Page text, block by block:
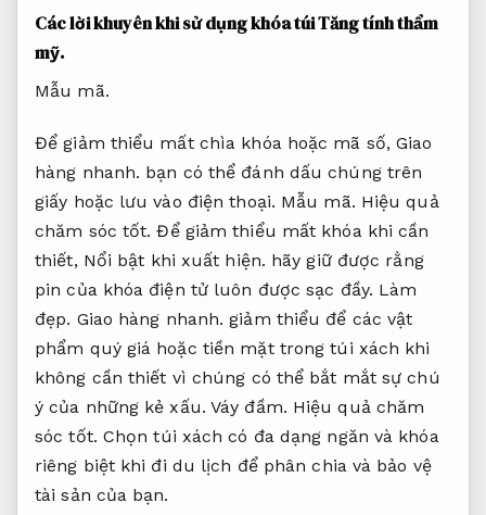
Các lời khuyên khi sử dụng khóa túiTăng tính thẩm
mỹ.
Mẫu mã.
Để giảm thiểu mất chìa khóa hoặc mã số,Giao
hàng nhanh. bạn có thể đánh dấu chúng trên
giấy hoặc lưu vào điện thoại. Mẫu mã. Hiệu quả
chăm sóc tốt. Để giảm thiểu mất khóa khi cần
thiết, Nổi bật khi xuất hiện. hãy giữ được rằng
pin của khóa điện tử luôn được sạc đầy. Làm
đẹp. Giao hàng nhanh. giảm thiểu để các vật
phẩm quý giá hoặc tiền mặt trong túi xách khi
không cần thiết vì chúng có thể bắt mắt sự chú
ý của những kẻ xấu.Váy đầm. Hiệu quả chăm
sóc tốt. Chọn túi xách có đa dạng ngăn và khóa
riêng biệt khi đi du lịch để phân chia và bảo vệ
tài sản của bạn.